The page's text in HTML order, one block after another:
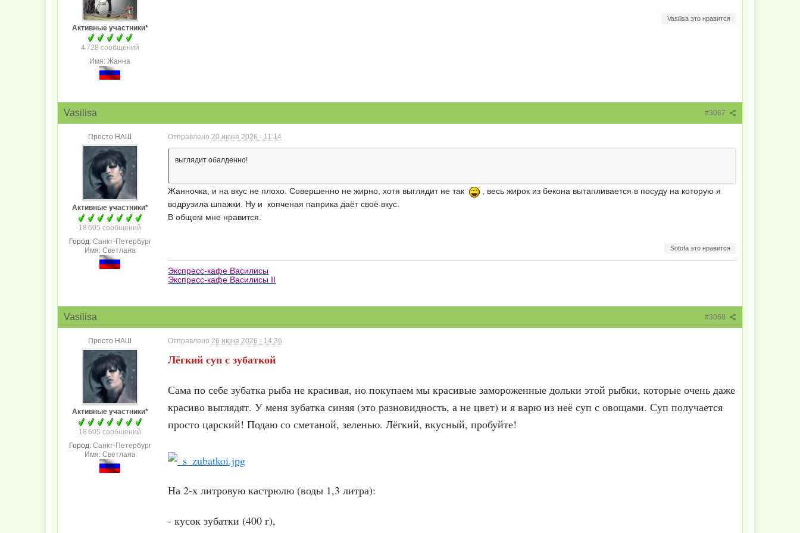
Активные участники*
4 728 сообщений
Имя: Жанна
Vasilisa это нравится
#3067
Vasilisa
Просто НАШ
Активные участники*
18 605 сообщений
Город: Санкт-Петербург
Имя: Светлана
Отправлено20 июня 2026 - 11:14
выглядит обалденно!
Жанночка, и на вкус не плохо. Совершенно не жирно, хотя выглядит не так
, весь жирок из бекона вытапливается в посуду на которую я
водрузила шпажки. Ну и копченая паприка даёт своё вкус.
В общем мне нравится.
Sotofa это нравится
Экспресс-кафе Василисы
Экспресс-кафе Василисы II
#3068
Vasilisa
Просто НАШ
Активные участники*
18 605 сообщений
Город: Санкт-Петербург
Имя: Светлана
Отправлено26 июня 2026 - 14:36
Лёгкий суп с зубаткой
Сама по себе зубатка рыба не красивая, но покупаем мы красивые замороженные дольки этой рыбки, которые очень даже
красиво выглядят. У меня зубатка синяя (это разновидность, а не цвет) и я варю из неё суп с овощами. Суп получается
просто царский! Подаю со сметаной, зеленью. Лёгкий, вкусный, пробуйте!
На 2-х литровую кастрюлю (воды 1,3 литра):
- кусок зубатки (400 г),